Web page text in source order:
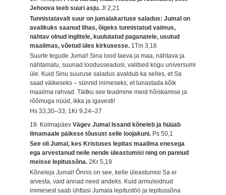
Jehoova teeb suuri asju.Jl 2,21
Tunnistatavalt suur on jumalakartuse saladus: Jumal on
avalikuks saanud lihas, õigeks tunnistatud vaimus,
nähtav olnud inglitele, kuulutatud paganatele, usutud
maailmas, võetud üles kirkusesse. 1Tm 3,16
Suurte tegude Jumal! Sina lood taeva ja maa, nähtava ja
nähtamatu, suunad loodusseadusi, valitsed kogu universumi
üle. Kuid Sinu suuruse saladus avaldub ka selles, et Sa
saad väikeseks – sünnid inimeseks, et lunastada kõik
maailma rahvad. Täitku see teadmine meid hõiskamise ja
rõõmuga nüüd, ikka ja igavesti!
Hs 33,30–33; 1Kr 9,24–27
19. KolmapäevVägev Jumal Issand kõneleb ja hüüab
ilmamaale päikese tõusust selle loojakuni. Ps 50,1
See oli Jumal, kes Kristuses lepitas maailma enesega
ega arvestanud neile nende üleastumisi ning on pannud
meisse lepitussõna.2Kr 5,19
Kõneleja Jumal! Õnnis on see, kelle üleastumisi Sa ei
arvesta, vaid annad need andeks. Kuid armuleidnud
inimesest saab ühtlasi Jumala lepitustöö ja lepitussõna